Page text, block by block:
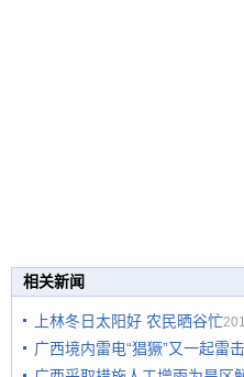
相关新闻
上林冬日太阳好 农民晒谷忙
广西境内雷电“猖獗”又一起雷